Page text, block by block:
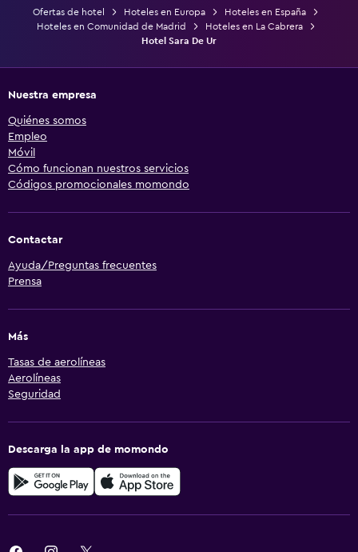
Productos de limpieza
Piscina al aire libre
Piscina con vista
Piscina privada
Estacionamiento privado
Escritorio
Tenis
Ofertas de hotel Hoteles en Europa
Hoteles en España
Hoteles en Comunidad de Madrid
Hoteles en La Cabrera
Hotel Sara De Ur
Nuestra empresa
Quiénes somos
Empleo
Móvil
Cómo funcionan nuestros servicios
Códigos promocionales momondo
Contactar
Ayuda/Preguntas frecuentes
Prensa
Más
Tasas de aerolíneas
Aerolíneas
Seguridad
Descarga la app de momondo